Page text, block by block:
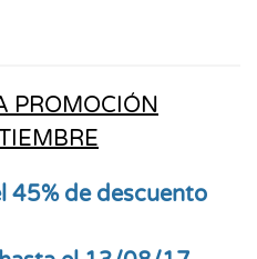
PROMOCIÓN
45% de descuento